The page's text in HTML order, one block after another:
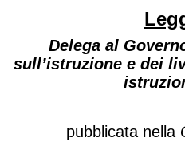
Delega al
sull’istruzione e dei
pubblicata nella